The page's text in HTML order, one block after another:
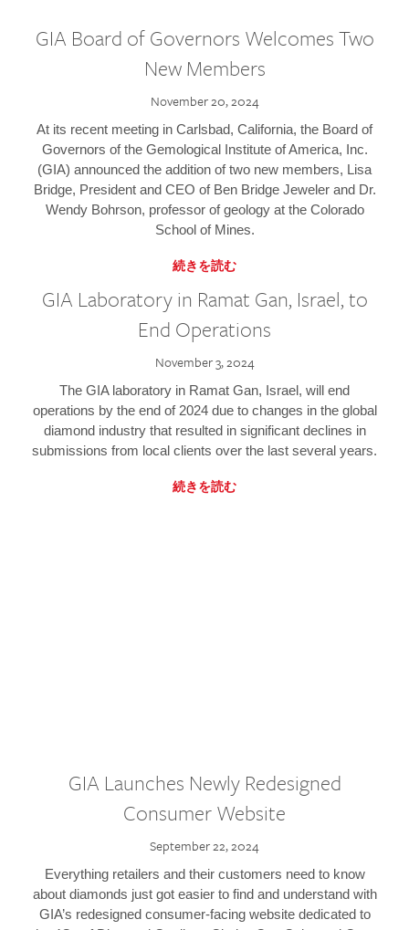
GIA Board of Governors Welcomes Two
New Members
November 20, 2024
At its recent meeting in Carlsbad, California, the Board of
Governors of the Gemological Institute of America, Inc.
(GIA) announced the addition of two new members, Lisa
Bridge, President and CEO of Ben Bridge Jeweler and Dr.
Wendy Bohrson, professor of geology at the Colorado
School of Mines.
続きを読む
GIA Laboratory in Ramat Gan, Israel, to
End Operations
November 3, 2024
The GIA laboratory in Ramat Gan, Israel, will end
operations by the end of 2024 due to changes in the global
diamond industry that resulted in significant declines in
submissions from local clients over the last several years.
続きを読む
GIA Launches Newly Redesigned
Consumer Website
September 22, 2024
Everything retailers and their customers need to know
about diamonds just got easier to find and understand with
GIA’s redesigned consumer-facing website dedicated to